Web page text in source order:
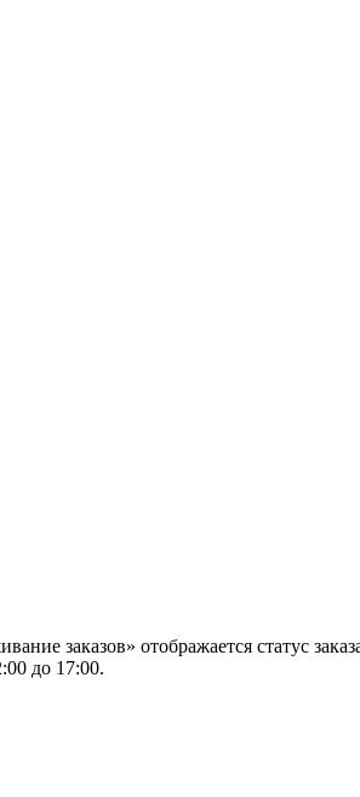
заказов» отображается статус
до 17:00.